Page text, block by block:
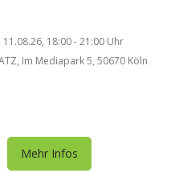
11.08.26, 18:00 - 21:00 Uhr
Im Mediapark 5, 50670 Köln
Mehr Infos